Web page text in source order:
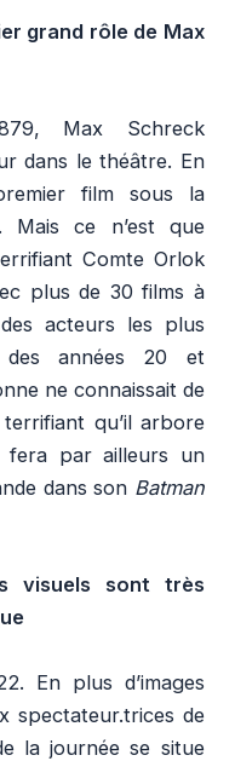
grand rôle de Max
Max Schreck
dans le théâtre. En
film sous la
Mais ce n’est que
Comte Orlok
plus de 30 films à
acteurs les plus
des années 20 et
ne connaissait de
qu’il arbore
fera par ailleurs un
dans son Batman
visuels sont très
En plus d’images
spectateur.trices de
la journée se situe